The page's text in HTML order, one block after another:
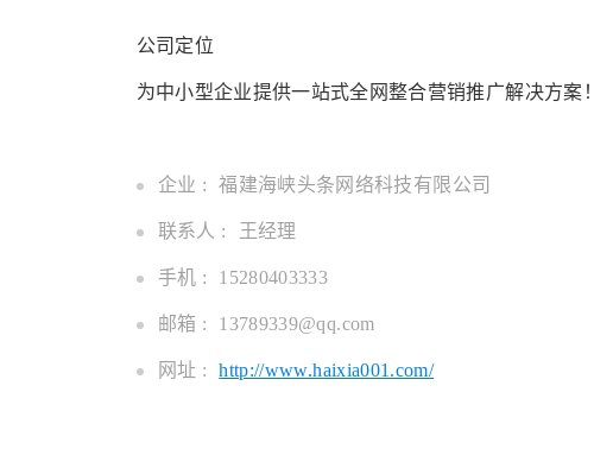
公司定位
为中小型企业提供一站式全网整合营销推广解决方案！
企业 : 福建海峡头条网络科技有限公司
联系人 : 王经理
手机 : 15280403333
邮箱 : 13789339@qq.com
网址 : http://www.haixia001.com/